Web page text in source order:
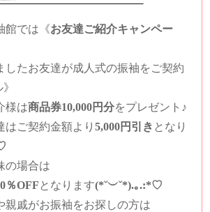
館では 《お友達ご紹介キャンペー
したお友達が成人式の振袖をご契約
様は商品券10,000円分をプレゼント♪
はご契約金額より5,000円引き となり
の場合は
％OFF となります(*˘︶˘*).｡.:*♡
親戚がお振袖をお探しの方は